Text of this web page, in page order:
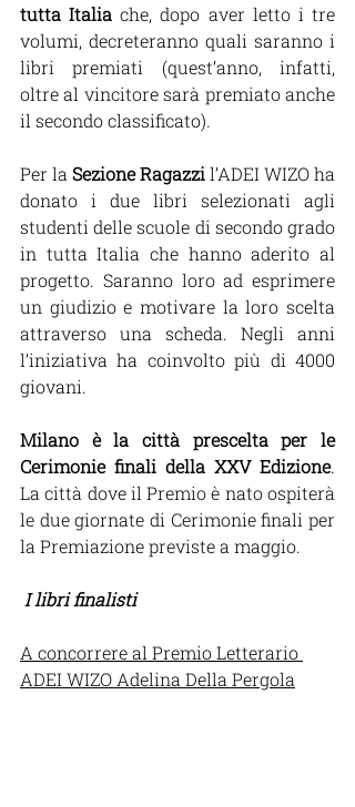
tutta Italia che, dopo aver letto i tre
volumi, decreteranno quali saranno i
libri premiati (quest’anno, infatti,
oltre al vincitore sarà premiato anche
il secondo classificato).
Per la Sezione Ragazzi l’ADEI WIZO ha
donato i due libri selezionati agli
studenti delle scuole di secondo grado
in tutta Italia che hanno aderito al
progetto. Saranno loro ad esprimere
un giudizio e motivare la loro scelta
attraverso una scheda. Negli anni
l’iniziativa ha coinvolto più di 4000
giovani.
Milano è la città prescelta per le
Cerimonie finali della XXV Edizione.
La città dove il Premio è nato ospiterà
le due giornate di Cerimonie finali per
la Premiazione previste a maggio.
I libri finalisti
A concorrere al Premio Letterario
ADEI WIZO Adelina Della Pergola